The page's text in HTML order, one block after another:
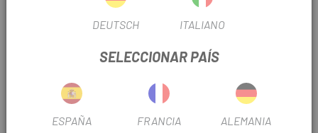
- Material: Acero templado
- Carcasas: barra de grillete doble recubierta de goma,
extremos gruesos del sujetador, candado en U
completamente recubierto de goma
- Teclas: 5 teclas cortadas con láser con un código, incluida
DEUTSCH ITALIANO
SELECCIONAR PAÍS
ESPAÑA FRANCIA ALEMANIA